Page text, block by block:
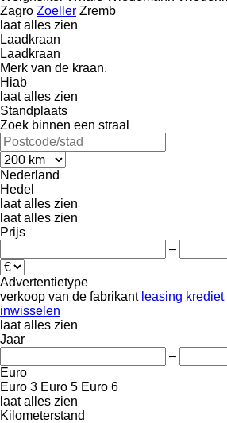
Zagro Zoeller Zremb
laat alles zien
Laadkraan
Laadkraan
Merk van de kraan.
Hiab
laat alles zien
Standplaats
Zoek binnen een straal
Nederland
Hedel
laat alles zien
laat alles zien
Prijs
–
Advertentietype
verkoop van de fabrikant leasing krediet
inwisselen
laat alles zien
Jaar
–
Euro
Euro 3 Euro 5 Euro 6
laat alles zien
Kilometerstand